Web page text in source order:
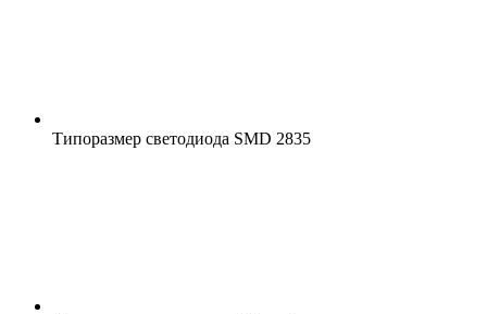
Типоразмер светодиода SMD 2835